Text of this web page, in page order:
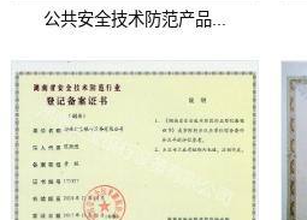
公共安全技术防范产品...